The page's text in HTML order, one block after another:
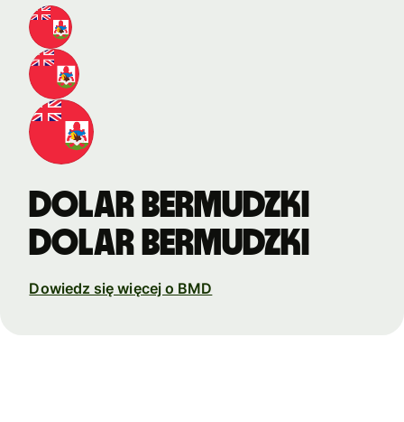
Dolar bermudzki
Dolar bermudzki
Dowiedz się więcej o BMD